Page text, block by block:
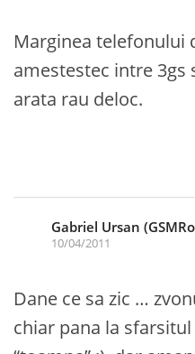
Marginea telefonului
amestestec intre 3gs
arata rau deloc.
Gabriel Ursan
10/04/2011
Dane ce sa zic …
chiar pana la